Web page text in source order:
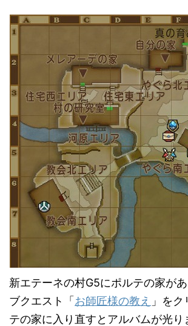
新エテーネの村G5にポルテの家が
ブクエスト「 お師匠様の教え 」を
テの家に入り直すとアルバムが光り